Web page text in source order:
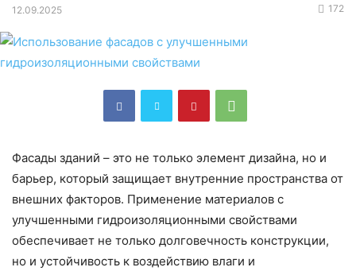
12.09.2025 172
Фасады зданий – это не только элемент дизайна, но и
барьер, который защищает внутренние пространства от
внешних факторов. Применение материалов с
улучшенными гидроизоляционными свойствами
обеспечивает не только долговечность конструкции,
но и устойчивость к воздействию влаги и